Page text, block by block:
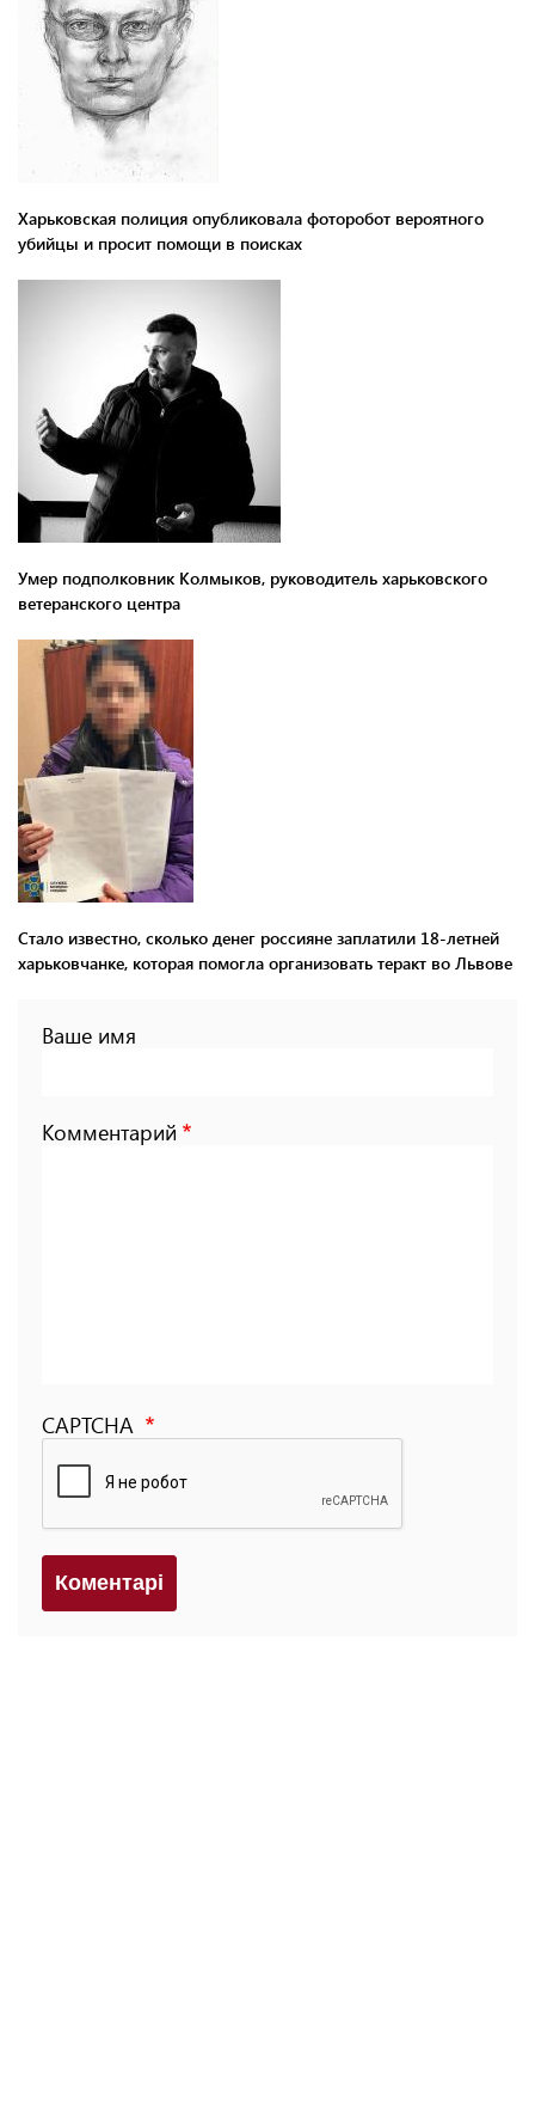
Харьковская полиция опубликовала фоторобот вероятного
убийцы и просит помощи в поисках
Умер подполковник Колмыков, руководитель харьковского
ветеранского центра
Стало известно, сколько денег россияне заплатили 18-летней
харьковчанке, которая помогла организовать теракт во Львове
Ваше имя
Комментарий
CAPTCHA
Коментарi